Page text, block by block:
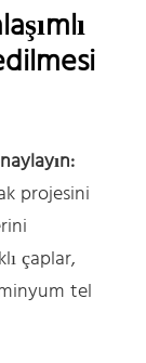
projesini
çaplar,
tel